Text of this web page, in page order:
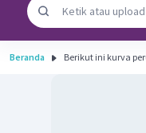
Beranda Berikut ini kurva